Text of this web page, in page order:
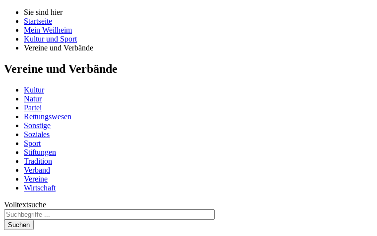
Sie sind hier
Startseite
Mein Weilheim
Kultur und Sport
Vereine und Verbände
Vereine und Verbände
Kultur
Natur
Partei
Rettungswesen
Sonstige
Soziales
Sport
Stiftungen
Tradition
Verband
Vereine
Wirtschaft
Volltextsuche
Suchen